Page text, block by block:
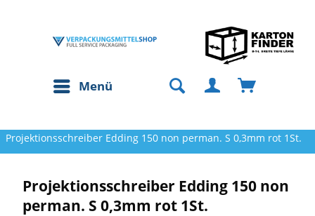
Menü
Projektionsschreiber Edding 150 non perman. S 0,3mm rot 1St.
Projektionsschreiber Edding 150 non
perman. S 0,3mm rot 1St.